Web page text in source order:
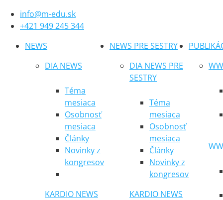
info@m-edu.sk
+421 949 245 344
NEWS
DIA NEWS
Téma
mesiaca
Osobnosť
mesiaca
Články
Novinky z
kongresov
KARDIO NEWS
NEWS PRE SESTRY
DIA NEWS PRE
SESTRY
Téma
mesiaca
Osobnosť
mesiaca
Články
Novinky z
kongresov
KARDIO NEWS